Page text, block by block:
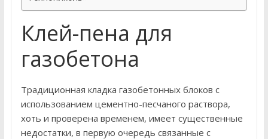
Клей-пена для
газобетона
Традиционная кладка газобетонных блоков с
использованием цементно-песчаного раствора,
хоть и проверена временем, имеет существенные
недостатки, в первую очередь связанные с